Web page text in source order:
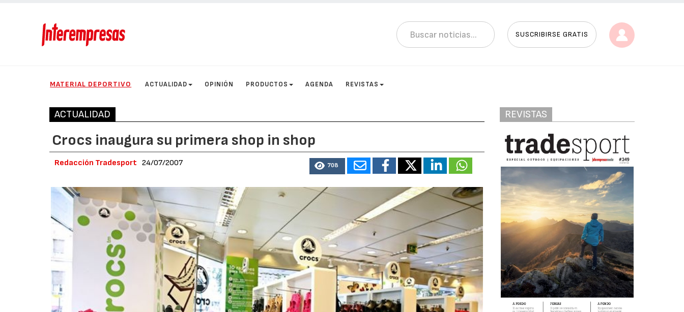
SUSCRIBIRSE GRATIS
MATERIAL DEPORTIVO ACTUALIDAD OPINIÓN PRODUCTOS AGENDA REVISTAS
ACTUALIDAD
Crocs inaugura su primera shop in shop
Redacción Tradesport 24/07/2007 708
REVISTAS